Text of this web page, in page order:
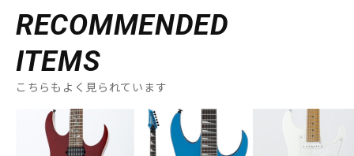
RECOMMENDED
ITEMS
こちらもよく見られています